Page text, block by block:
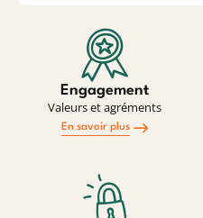
Engagement
Valeurs et agréments
En savoir plus